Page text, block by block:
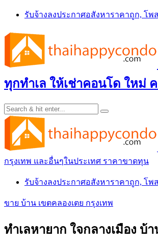
Skip
content
รับจ้างลงประกาศอสังหาราคาถูก, โ
ทุกทำเล ให้เช่าคอนโด ใหม่
กรุงเทพ และอื่นๆในประเทศ ราคาขาดทุน
รับจ้างลงประกาศอสังหาราคาถูก, โ
ขาย บ้าน เขตคลองเตย กรุงเทพ
ทำเลหายาก ใจกลางเมือง บ้